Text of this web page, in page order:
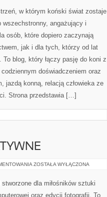
KONI
w którym koński świat zostaje
wszechstronny, angażujący i
osób, które dopiero zaczynają
jak i dla tych, którzy od lat
blog, który łączy pasję do koni z
doświadczeniem oraz
jazdą konną, relacją człowieka ze
Strona przedstawia […]
WYZWANIA
KREATYWNE
ZOSTAŁA WYŁĄCZONA
dla miłośników sztuki
oraz edycji fotografii. To